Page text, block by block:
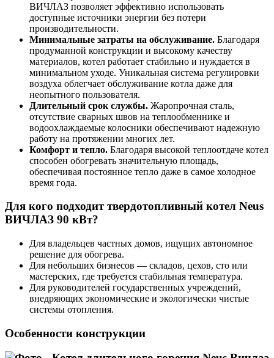
ВИЧЛАЗ позволяет эффективно использовать
доступные источники энергии без потери
производительности.
Минимальные затраты на обслуживание. Благодаря
продуманной конструкции и высокому качеству
материалов, котел работает стабильно и нуждается в
минимальном уходе. Уникальная система регулировки
воздуха облегчает обслуживание котла даже для
неопытного пользователя.
Длительный срок службы. Жаропрочная сталь,
отсутствие сварных швов на теплообменнике и
водоохлаждаемые колосники обеспечивают надежную
работу на протяжении многих лет.
Комфорт и тепло. Благодаря высокой теплоотдаче котел
способен обогревать значительную площадь,
обеспечивая постоянное тепло даже в самое холодное
время года.
Для кого подходит твердотопливный котел Neus
ВИЧЛАЗ 90 кВт?
Для владельцев частных домов, ищущих автономное
решение для обогрева.
Для небольших бизнесов — складов, цехов, сто или
мастерских, где требуется стабильная температура.
Для руководителей государственных учреждений,
внедряющих экономические и экологически чистые
системы отопления.
Особенности конструкции